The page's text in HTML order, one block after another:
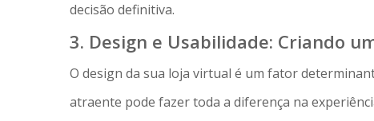
decisão definitiva.
3. Design e Usabilidade: Criando
O design da sua loja virtual é um fator
atraente pode fazer toda a diferença na